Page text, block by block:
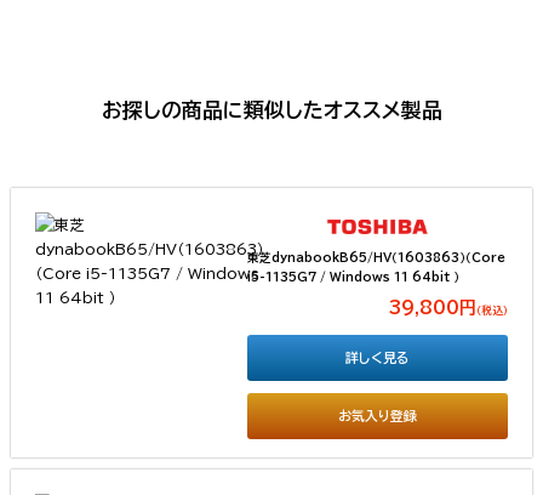
お探しの商品に類似したオススメ製品
東芝dynabookB65/HV（1603863）（Core
i5-1135G7 / Windows 11 64bit ）
39,800円 （税込）
お気入り登録
詳しく見る